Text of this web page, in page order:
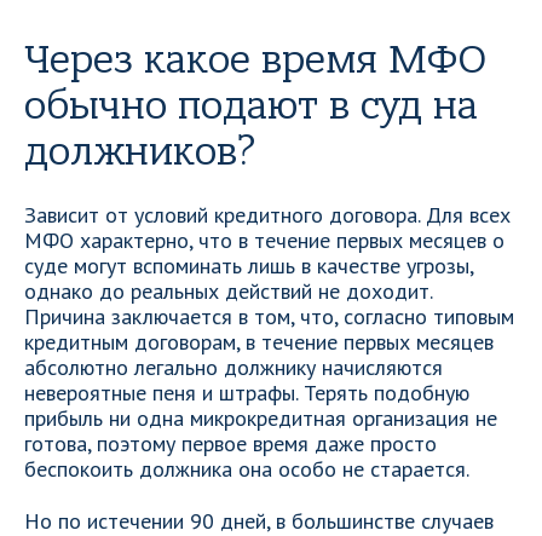
Через какое время МФО
обычно подают в суд на
должников?
Зависит от условий кредитного договора. Для всех
МФО характерно, что в течение первых месяцев о
суде могут вспоминать лишь в качестве угрозы,
однако до реальных действий не доходит.
Причина заключается в том, что, согласно типовым
кредитным договорам, в течение первых месяцев
абсолютно легально должнику начисляются
невероятные пеня и штрафы. Терять подобную
прибыль ни одна микрокредитная организация не
готова, поэтому первое время даже просто
беспокоить должника она особо не старается.
Но по истечении 90 дней, в большинстве случаев